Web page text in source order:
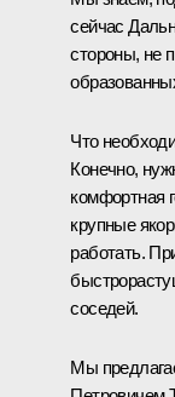
сейчас
стороны, не
Что
Конечно,
комфортная
крупные
работать.
соседей.
Мы